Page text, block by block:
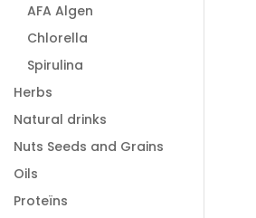
AFA Algen
Chlorella
Spirulina
Herbs
Natural drinks
Nuts Seeds and Grains
Oils
Proteïns